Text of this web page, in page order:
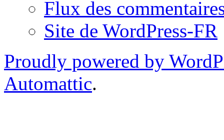
Flux des
Site de WordPress-FR
Proudly powered by
Automattic.